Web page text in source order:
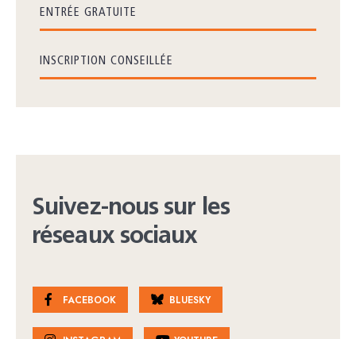
ENTRÉE GRATUITE
INSCRIPTION CONSEILLÉE
Suivez-nous sur les
réseaux sociaux
FACEBOOK BLUESKY